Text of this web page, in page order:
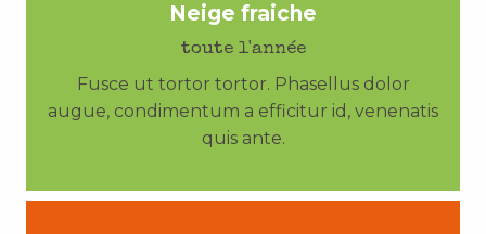
Neige fraiche
toute l'année
Fusce ut tortor tortor. Phasellus dolor
augue, condimentum a efficitur id, venenatis
quis ante.